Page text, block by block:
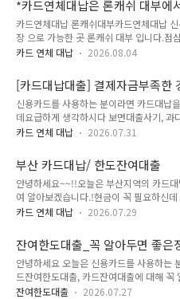
그만큼 신용도와카드한도가 줄고 대출도
문입니다.​​참 난감한 상황에서 신용카드대
계실 겁니다.카드대납하기 전 보통 연체를
에 영향을 받아서금융활동을 해나가시는데
간편해서이용해보시는 분들도 상당하세요
되지는 않는답니다.카드한도가 확 줄거나
*카드연체대납은 론캐쉬 대부에
카드연체대납 론캐쉬대부카드연체대납
장 으로 가능한 곳 론캐쉬 대부 입니다.점
시거나 근무중에도 잠깐 만나 처리가 가능
상담후 방문처리도 가능하시며카드연체
원/성남/일산/인천/부산/등등부산이나 서
이상이시면대납이 가능합니다~카드연체
카드한도가 수수료까지 하면 적게 나오기
한 현금은 있으셔야 합니다~ 전화주셔서
카드사에 전화하셔서 꼭 물어보세요~ 남에
하는 것보다본인이 조회해야 더 좋겠습니
신용카드연체..
카드 연체 대납 2026.08.04
[카드대납대출] 결제자금부족한
신용카드를 사용하는 분이라면 카드대납
데요​급하게 생각하시다 보면대출사기, 과
증서 비번이라던지 신용카드 비밀번호, 휴
해커에 노출되어 전화연결도 카드사로 되
짜문자가 도착합니다. 카드사와 전혀 상관
능합니다.​자신이 모르는 앱이 깔려있다면
천드리겠습니다.신용카드대납대출을 알
경우가 많습니다. 대부분 급하게 결제자금
안해서 아무곳에서 아무렇게나 처리하시
부만의 경력과 노하우로 개인정보 노출 걱
카드 연체 대납 2026.07.31
부산 카드대납/ 한도잔여대출
안녕하세요~~!!오늘은 부산지역의 카드
여 알아보겠습니다.!현금이 꼭 필요하신
경우가 많으시죠?또 카드자금을 막을 현금
출입니다.카드대납같은 경우에는 출장/방
드사로 몇 가지를 조회하여 대출가능 여부
또 잔여한도대출은 잔여한도에서 수수료
출받게 됩니다.​부산카드대납 같은 경우에
서 진행 가능하시기 때문에일하는 와중에
카드 연체 대납 2026.07.29
잔여한도대출_꼭 알아두면 좋은
안녕하세요 오늘은 신용카드를 사용하는
드잔여한도대출, 카드잔여대출에 대해 꼭
공유하고자합니다.특히 돈이라는 것이 급
잔여한도대출 2026.07.27